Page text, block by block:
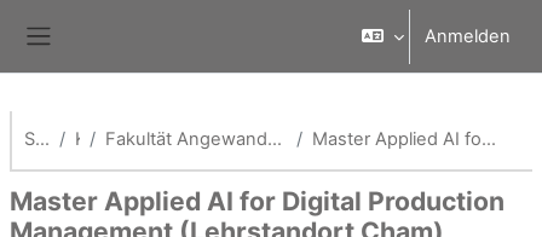
Anmelden
Startseite Kurse Fakultät Angewandte Naturwissenschaften & Wirtschaftsingenieurwesen Master Applied AI for Digital Production Management (Lehrstandort Cham)
Master Applied AI for Digital Production
Management (Lehrstandort Cham)